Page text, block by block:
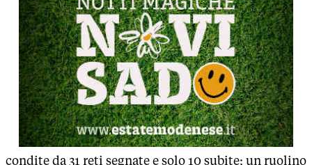
condite da 31 reti segnate e solo 10 subite; un ruolino